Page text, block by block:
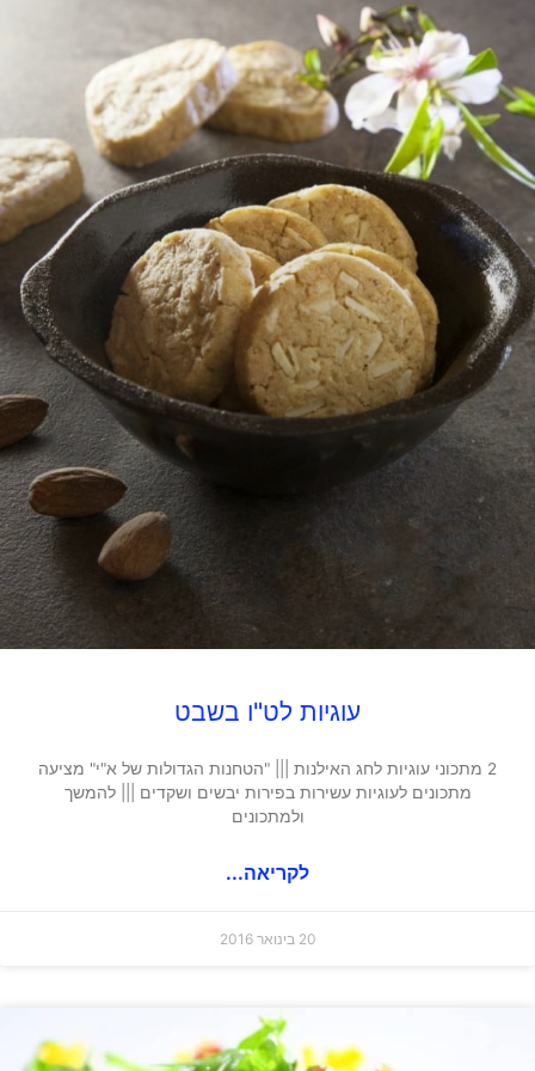
עוגיות לט"ו בשבט
2 מתכוני עוגיות לחג האילנות ||| "הטחנות הגדולות של א"י" מציעה
מתכונים לעוגיות עשירות בפירות יבשים ושקדים ||| להמשך
ולמתכונים
לקריאה...
20 בינואר 2016